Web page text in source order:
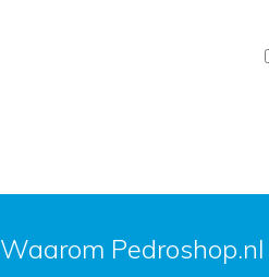
Waarom Pedroshop.nl